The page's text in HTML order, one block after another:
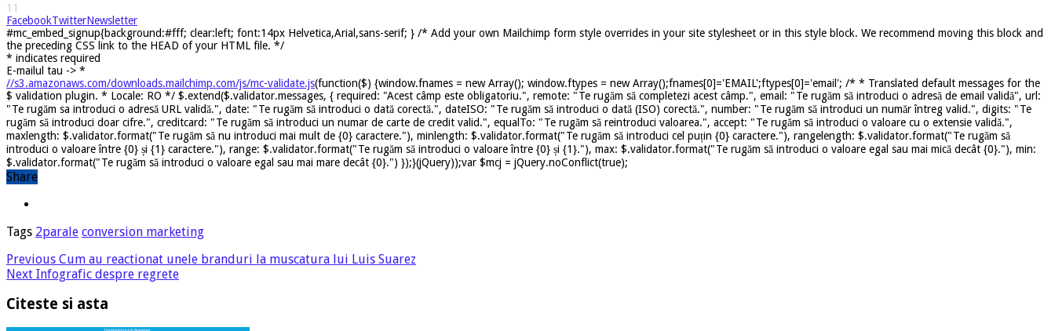
11
FacebookTwitterNewsletter
#mc_embed_signup{background:#fff; clear:left; font:14px Helvetica,Arial,sans-serif; } /* Add your own Mailchimp form style overrides in your site stylesheet or in this style block. We recommend moving this block and
the preceding CSS link to the HEAD of your HTML file. */
* indicates required
E-mailul tau -> *
//s3.amazonaws.com/downloads.mailchimp.com/js/mc-validate.js(function($) {window.fnames = new Array(); window.ftypes = new Array();fnames[0]='EMAIL';ftypes[0]='email'; /* * Translated default messages for the
$ validation plugin. * Locale: RO */ $.extend($.validator.messages, { required: "Acest câmp este obligatoriu.", remote: "Te rugăm să completezi acest câmp.", email: "Te rugăm să introduci o adresă de email validă", url:
"Te rugăm sa introduci o adresă URL validă.", date: "Te rugăm să introduci o dată corectă.", dateISO: "Te rugăm să introduci o dată (ISO) corectă.", number: "Te rugăm să introduci un număr întreg valid.", digits: "Te
rugăm să introduci doar cifre.", creditcard: "Te rugăm să introduci un numar de carte de credit valid.", equalTo: "Te rugăm să reintroduci valoarea.", accept: "Te rugăm să introduci o valoare cu o extensie validă.",
maxlength: $.validator.format("Te rugăm să nu introduci mai mult de {0} caractere."), minlength: $.validator.format("Te rugăm să introduci cel puțin {0} caractere."), rangelength: $.validator.format("Te rugăm să
introduci o valoare între {0} și {1} caractere."), range: $.validator.format("Te rugăm să introduci o valoare între {0} și {1}."), max: $.validator.format("Te rugăm să introduci o valoare egal sau mai mică decât {0}."), min:
$.validator.format("Te rugăm să introduci o valoare egal sau mai mare decât {0}.") });}(jQuery));var $mcj = jQuery.noConflict(true);
Share
Tags 2parale conversion marketing
Previous Cum au reactionat unele branduri la muscatura lui Luis Suarez
Next Infografic despre regrete
Citeste si asta